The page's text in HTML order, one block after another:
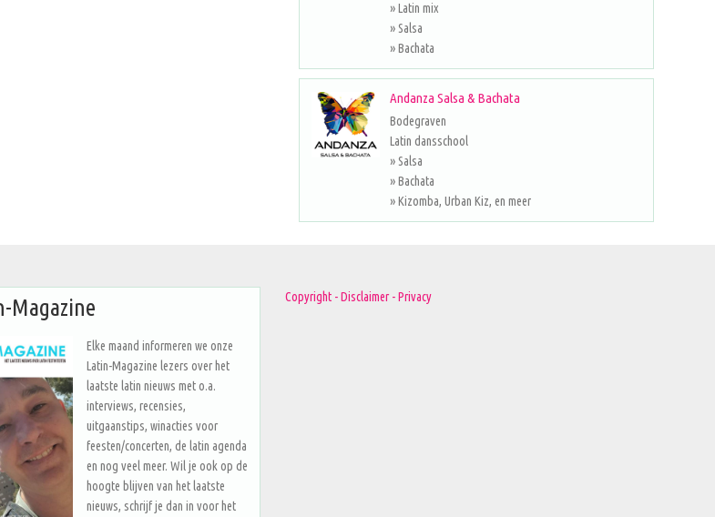
» Latin mix
» Salsa
» Bachata
Andanza Salsa & Bachata
Bodegraven
Latin dansschool
» Salsa
» Bachata
» Kizomba, Urban Kiz, en meer
Magazine
Elke maand informeren we onze
Latin-Magazine lezers over het
laatste latin nieuws met o.a.
interviews, recensies,
uitgaanstips, winacties voor
feesten/concerten, de latin agenda
en nog veel meer. Wil je ook op de
hoogte blijven van het laatste
nieuws, schrijf je dan in voor het
Copyright - Disclaimer - Privacy